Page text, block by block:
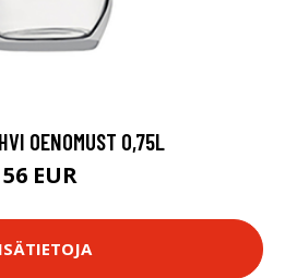
OENOMUST 0,75L
56 EUR